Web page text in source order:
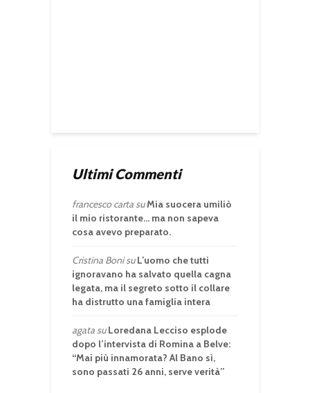
Ultimi Commenti
francesco cartasuMia suocera umiliò
il mio ristorante… ma non sapeva
cosa avevo preparato.
Cristina BonisuL’uomo che tutti
ignoravano ha salvato quella cagna
legata, ma il segreto sotto il collare
ha distrutto una famiglia intera
agatasuLoredana Lecciso esplode
dopo l’intervista di Romina a Belve:
“Mai più innamorata? Al Bano sì,
sono passati 26 anni, serve verità”